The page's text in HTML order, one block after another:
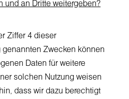
und an Dritte weitergeben?
Ziffer 4 dieser
genannten Zwecken können
Daten für weitere
solchen Nutzung weisen
dass wir dazu berechtigt